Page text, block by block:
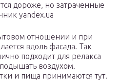
дороже, но затраченные
yandex.ua
отношении и при
вдоль фасада. Так
подходит для релакса
воздухом.
и пища принимаются тут.